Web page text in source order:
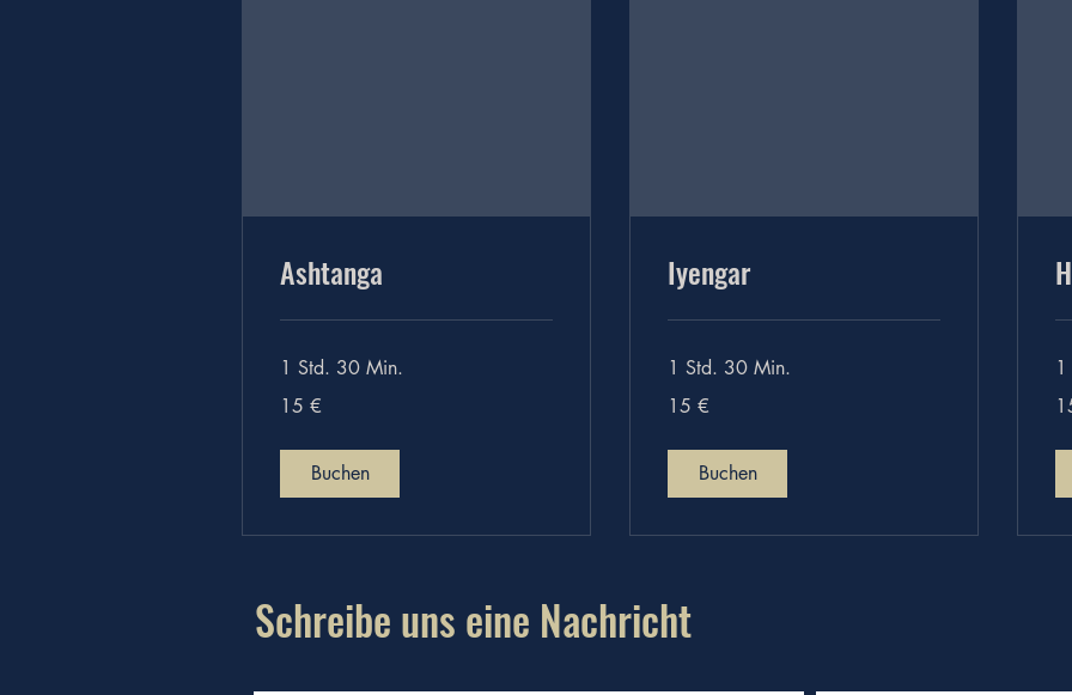
Ashtanga
1 Std. 30 Min.
Euro
15 €
Buchen
Iyengar
1 Std. 30 Min.
Euro
15 €
Buchen
Schreibe uns eine Nachricht